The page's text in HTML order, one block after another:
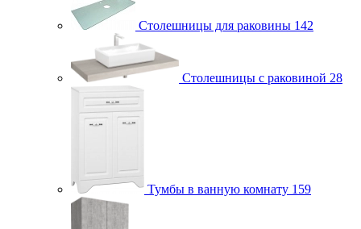
Столешницы для раковины 142
Столешницы с раковиной 28
Тумбы в ванную комнату 159